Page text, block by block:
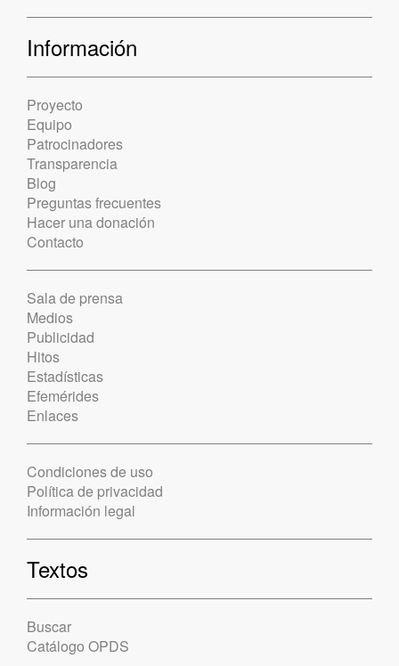
Información
Proyecto
Equipo
Patrocinadores
Transparencia
Blog
Preguntas frecuentes
Hacer una donación
Contacto
Sala de prensa
Medios
Publicidad
Hitos
Estadísticas
Efemérides
Enlaces
Condiciones de uso
Política de privacidad
Información legal
Textos
Buscar
Catálogo OPDS